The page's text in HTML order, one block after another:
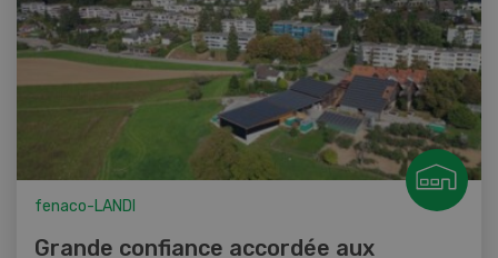
fenaco-LANDI
Grande confiance accordée aux